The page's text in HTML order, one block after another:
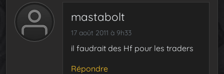
mastabolt
17 août 2011 à 9h33
il faudrait des Hf pour les traders
Répondre